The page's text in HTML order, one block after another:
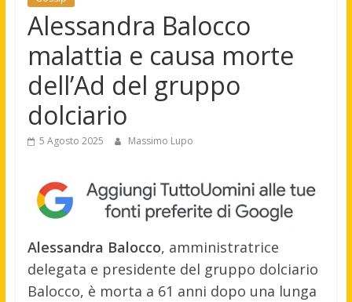
Alessandra Balocco
malattia e causa morte
dell’Ad del gruppo
dolciario
5 Agosto 2025 Massimo Lupo
Alessandra Balocco, amministratrice
delegata e presidente del gruppo dolciario
Balocco, è morta a 61 anni dopo una lunga